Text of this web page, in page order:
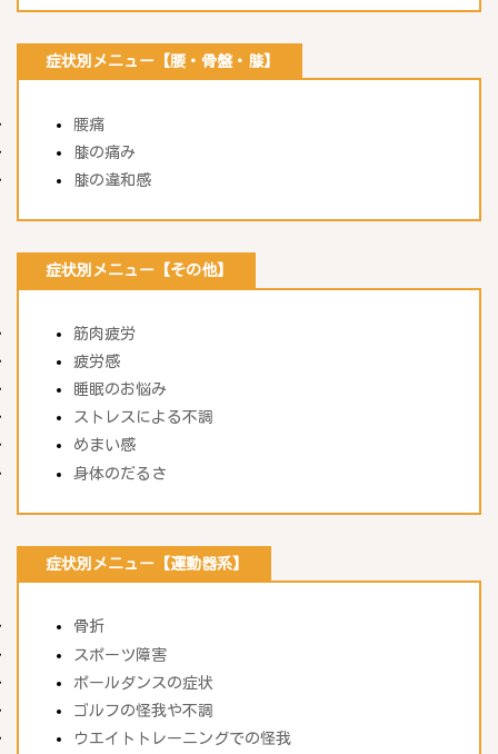
症状別メニュー【腰・骨盤・膝】
腰痛
膝の痛み
膝の違和感
症状別メニュー【その他】
筋肉疲労
疲労感
睡眠のお悩み
ストレスによる不調
めまい感
身体のだるさ
症状別メニュー【運動器系】
骨折
スポーツ障害
ポールダンスの症状
ゴルフの怪我や不調
ウエイトトレーニングでの怪我